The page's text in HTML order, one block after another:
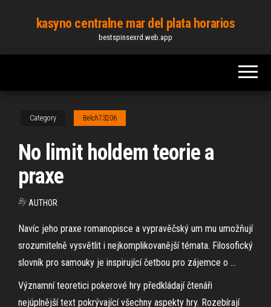
content
kasyno centralne mar del plata horarios
bestspinsexrd.web.app
Category Belch73206
No limit holdem teorie a
praxe
By AUTHOR
Navíc jeho praxe romanopisce a vypravěčský um mu umožňují
srozumitelně vysvětlit i nejkomplikovanější témata. Filosofický
slovník pro samouky je inspirující četbou pro zájemce o …
Významní teoretici pokerové hry předkládají čtenáři
nejúplnější text pokrývající všechny aspekty hry. Rozebírají